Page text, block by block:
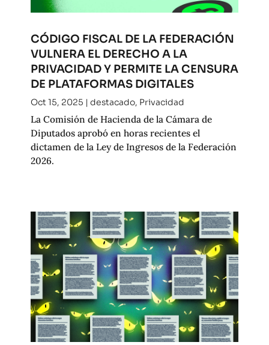
CÓDIGO FISCAL DE LA FEDERACIÓN
VULNERA EL DERECHO A LA
PRIVACIDAD Y PERMITE LA CENSURA
DE PLATAFORMAS DIGITALES
Oct 15, 2025 | destacado, Privacidad
La Comisión de Hacienda de la Cámara de
Diputados aprobó en horas recientes el
dictamen de la Ley de Ingresos de la Federación
2026.